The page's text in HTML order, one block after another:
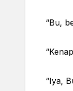
“Bu,
“Iya,